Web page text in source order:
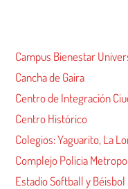
Campus Bienestar
Cancha de Gaira
Centro de Integración
Centro Histórico
Colegios: Yaguarito, La
Complejo Policia
Estadio Softball y Béisbol